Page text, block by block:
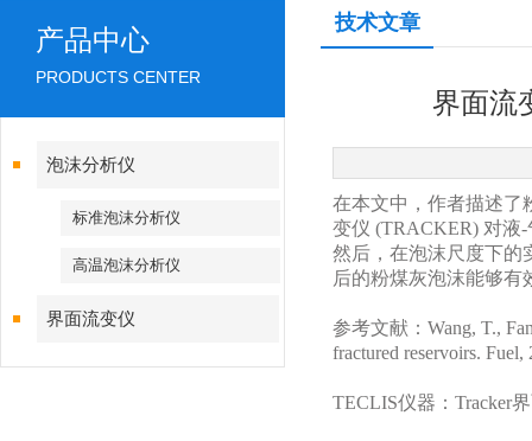
产品中心
PRODUCTS CENTER
泡沫分析仪
标准泡沫分析仪
高温泡沫分析仪
界面流变仪
技术文章
界面流
在本文中，作者描述了
变仪 (TRACKER) 对液
然后，在泡沫尺度下的
后的粉煤灰泡沫能够有
参考文献：Wang, T.,
fractured reservoirs. Fuel,
TECLIS仪器：Tracker